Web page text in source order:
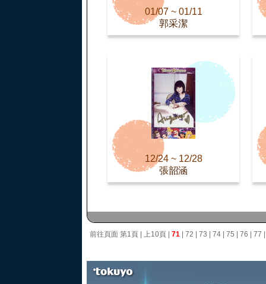
01/07 ~ 01/11
郭采潔
12/24 ~ 12/28
張韶涵
前往頁面 第1頁 上10頁 71 72 73 74 75 76 77